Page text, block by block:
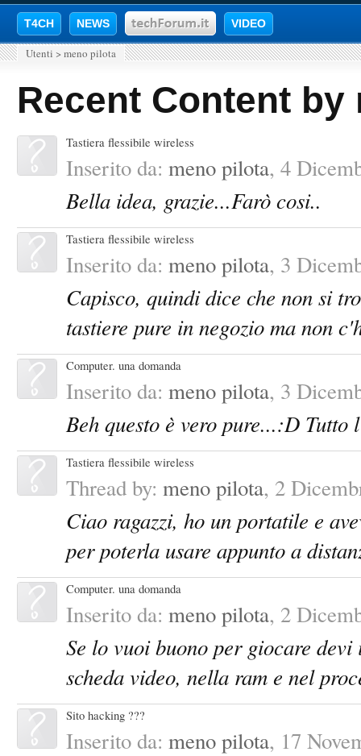
T4CH NEWS VIDEO
Utenti > meno pilota
Recent Content by
Tastiera flessibile wireless
Inserito da: meno pilota, 4
Bella idea, grazie...Farò cosi..
Tastiera flessibile wireless
Inserito da: meno pilota, 3
Capisco, quindi dice che non si
tastiere pure in negozio ma non
Computer. una domanda
Inserito da: meno pilota, 3
Beh questo è vero pure...:D
Tastiera flessibile wireless
Thread by: meno pilota, 2
Ciao ragazzi, ho un portatile e
per poterla usare appunto a
Computer. una domanda
Inserito da: meno pilota, 2
Se lo vuoi buono per giocare
scheda video, nella ram e nel
Sito hacking ???
Inserito da: meno pilota, 17